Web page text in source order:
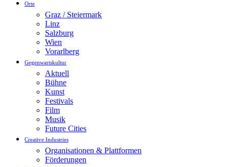
Orte
Graz / Steiermark
Linz
Salzburg
Wien
Vorarlberg
Gegenwartskultur
Aktuell
Bühne
Kunst
Festivals
Film
Musik
Future Cities
Creative Industries
Organisationen & Plattformen
Förderungen